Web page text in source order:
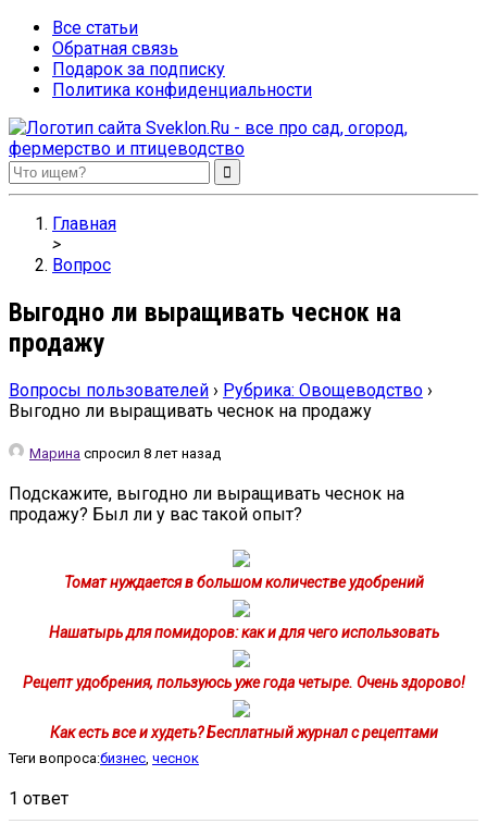
Все статьи
Обратная связь
Подарок за подписку
Политика конфиденциальности
Sveklon.Ru – все про сад, огород, фермерство и птицеводство
Главная
>
Вопрос
Выгодно ли выращивать чеснок на
продажу
Вопросы пользователей › Рубрика: Овощеводство ›
Выгодно ли выращивать чеснок на продажу
Марина спросил 8 лет назад
Подскажите, выгодно ли выращивать чеснок на
продажу? Был ли у вас такой опыт?
Томат нуждается в большом количестве удобрений
Нашатырь для помидоров: как и для чего использовать
Рецепт удобрения, пользуюсь уже года четыре. Очень здорово!
Как есть все и худеть? Бесплатный журнал с рецептами
Теги вопроса:бизнес чеснок
1 ответ